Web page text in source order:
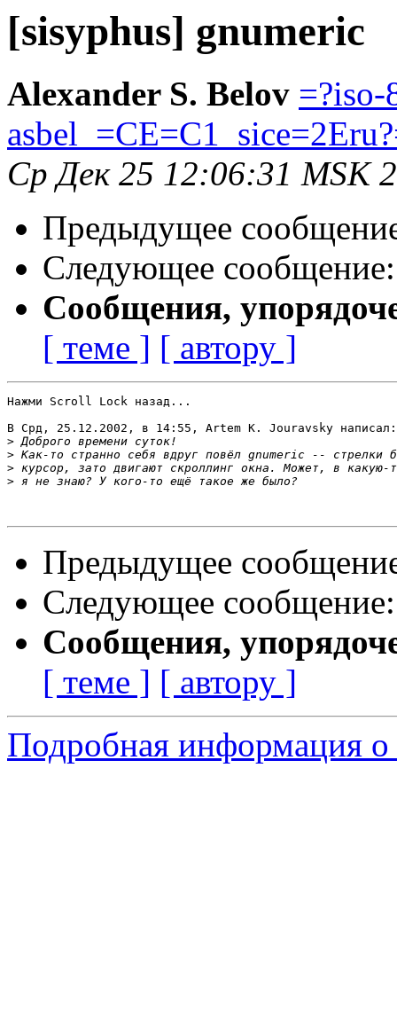
[sisyphus] gnumeric
Alexander S. Belov =?iso-
Ср Дек 25 12:06:31 MSK
Предыдущее
Следующее
Сообщения,
[ теме ] [ автору ]
Нажми Scroll Lock назад...
В Срд, 25.12.2002, в 14:55, Artem K. Jouravsky написал:
>
>
>
>
Предыдущее
Следующее
Сообщения,
[ теме ] [ автору ]
Подробная информация о